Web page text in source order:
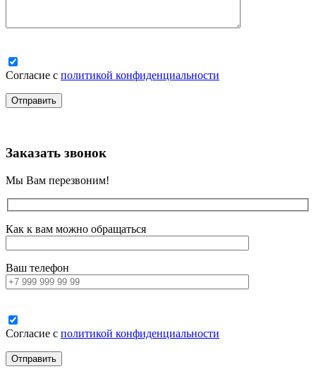
Согласие с политикой конфиденциальности
Заказать звонок
Мы Вам перезвоним!
Как к вам можно обращаться
Ваш телефон
Согласие с политикой конфиденциальности